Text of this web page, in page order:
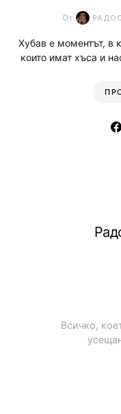
От
Хубав е моментът, в
които имат хъса и
Всичко,